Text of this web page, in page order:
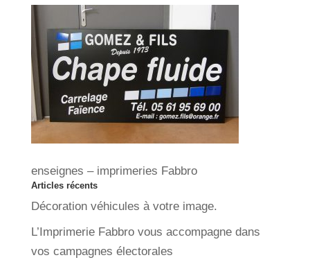
enseignes – imprimeries Fabbro
Articles récents
Décoration véhicules à votre image.
L’Imprimerie Fabbro vous accompagne dans
vos campagnes électorales